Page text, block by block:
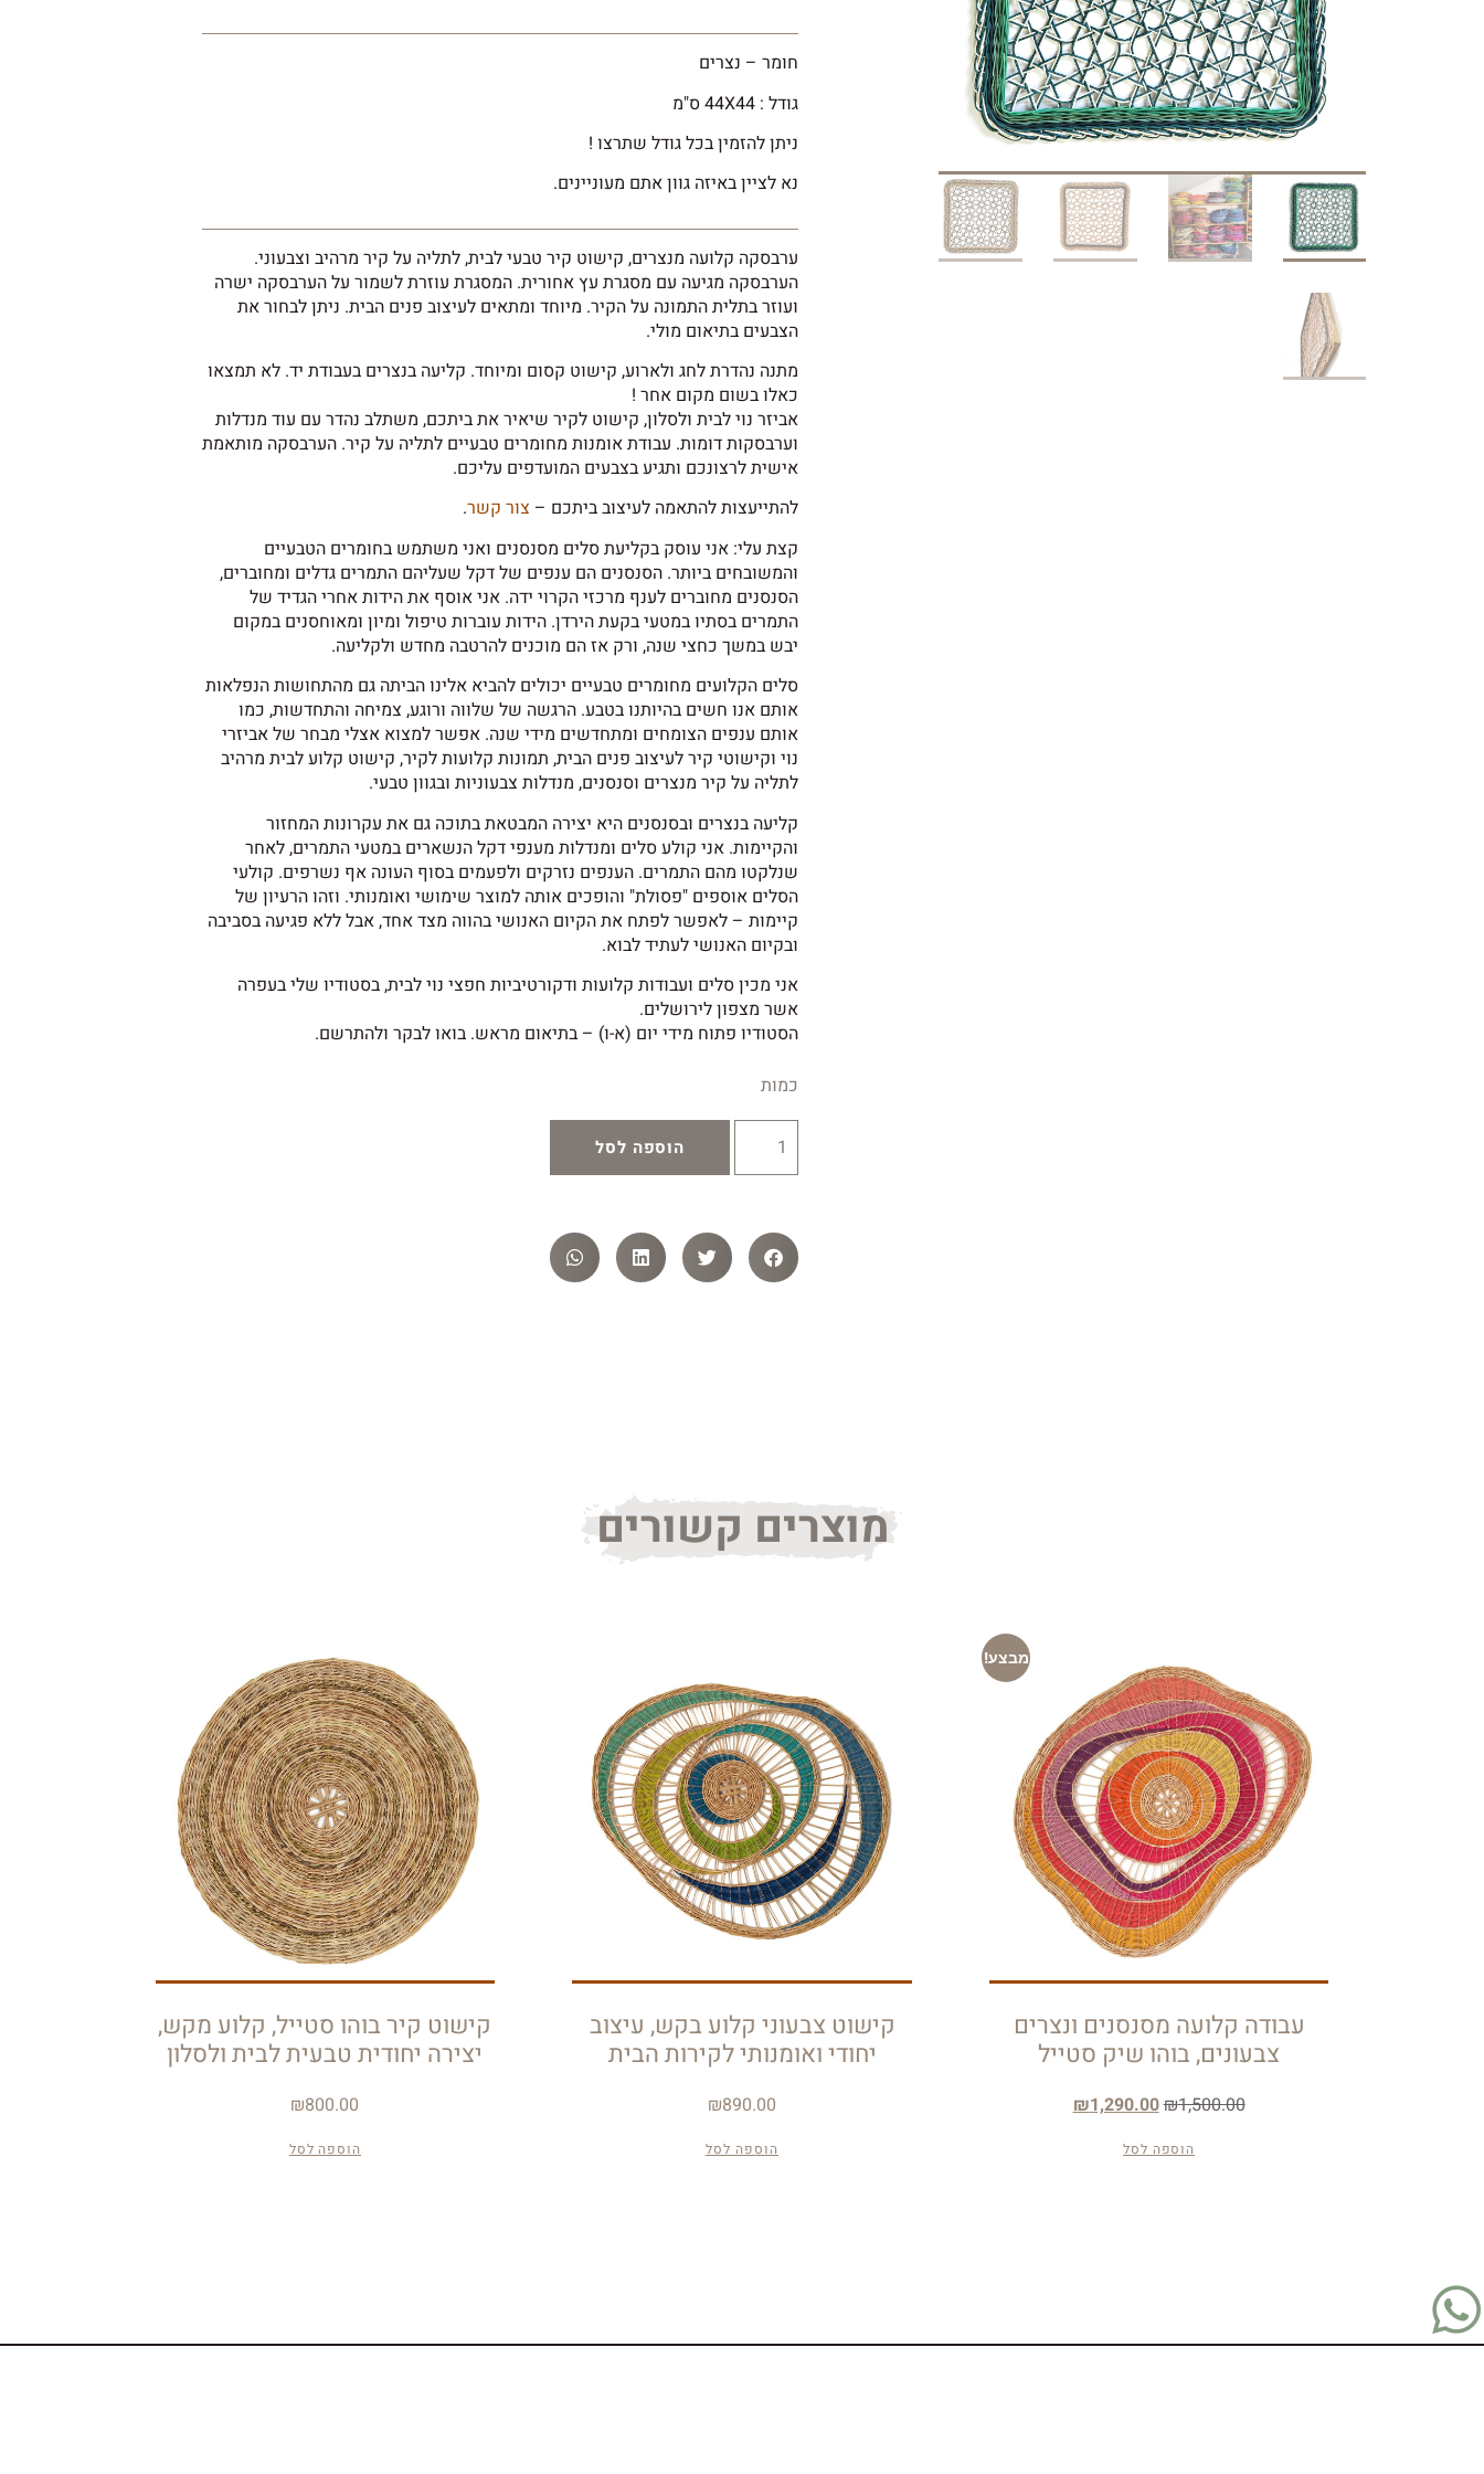
חומר – נצרים
גודל : 44X44 ס"מ
ניתן להזמין בכל גודל שתרצו !
נא לציין באיזה גוון אתם מעוניינים.
ערבסקה קלועה מנצרים, קישוט קיר טבעי לבית, לתליה על קיר מרהיב וצבעוני.
הערבסקה מגיעה עם מסגרת עץ אחורית. המסגרת עוזרת לשמור על הערבסקה ישרה
ועוזר בתלית התמונה על הקיר. מיוחד ומתאים לעיצוב פנים הבית. ניתן לבחור את
הצבעים בתיאום מולי.
מתנה נהדרת לחג ולארוע, קישוט קסום ומיוחד. קליעה בנצרים בעבודת יד. לא תמצאו
כאלו בשום מקום אחר !
אביזר נוי לבית ולסלון, קישוט לקיר שיאיר את ביתכם, משתלב נהדר עם עוד מנדלות
וערבסקות דומות. עבודת אומנות מחומרים טבעיים לתליה על קיר. הערבסקה מותאמת
אישית לרצונכם ותגיע בצבעים המועדפים עליכם.
להתייעצות להתאמה לעיצוב ביתכם – צור קשר.
קצת עלי: אני עוסק בקליעת סלים מסנסנים ואני משתמש בחומרים הטבעיים
והמשובחים ביותר. הסנסנים הם ענפים של דקל שעליהם התמרים גדלים ומחוברים,
הסנסנים מחוברים לענף מרכזי הקרוי ידה. אני אוסף את הידות אחרי הגדיד של
התמרים בסתיו במטעי בקעת הירדן. הידות עוברות טיפול ומיון ומאוחסנים במקום
יבש במשך כחצי שנה, ורק אז הם מוכנים להרטבה מחדש ולקליעה.
סלים הקלועים מחומרים טבעיים יכולים להביא אלינו הביתה גם מהתחושות הנפלאות
אותם אנו חשים בהיותנו בטבע. הרגשה של שלווה ורוגע, צמיחה והתחדשות, כמו
אותם ענפים הצומחים ומתחדשים מידי שנה. אפשר למצוא אצלי מבחר של אביזרי
נוי וקישוטי קיר לעיצוב פנים הבית, תמונות קלועות לקיר, קישוט קלוע לבית מרהיב
לתליה על קיר מנצרים וסנסנים, מנדלות צבעוניות ובגוון טבעי.
קליעה בנצרים ובסנסנים היא יצירה המבטאת בתוכה גם את עקרונות המחזור
והקיימות. אני קולע סלים ומנדלות מענפי דקל הנשארים במטעי התמרים, לאחר
שנלקטו מהם התמרים. הענפים נזרקים ולפעמים בסוף העונה אף נשרפים. קולעי
הסלים אוספים "פסולת" והופכים אותה למוצר שימושי ואומנותי. וזהו הרעיון של
קיימות – לאפשר לפתח את הקיום האנושי בהווה מצד אחד, אבל ללא פגיעה בסביבה
ובקיום האנושי לעתיד לבוא.
אני מכין סלים ועבודות קלועות ודקורטיביות חפצי נוי לבית, בסטודיו שלי בעפרה
אשר מצפון לירושלים.
הסטודיו פתוח מידי יום (א-ו) – בתיאום מראש. בואו לבקר ולהתרשם.
כמות
הוספה לסל
מוצרים קשורים
מבצע!
עבודה קלועה מסנסנים ונצרים
צבעונים, בוהו שיק סטייל
₪1,500.00
₪1,290.00
הוספה לסל
קישוט צבעוני קלוע בקש, עיצוב
יחודי ואומנותי לקירות הבית
₪890.00
הוספה לסל
קישוט קיר בוהו סטייל, קלוע מקש,
יצירה יחודית טבעית לבית ולסלון
₪800.00
הוספה לסל